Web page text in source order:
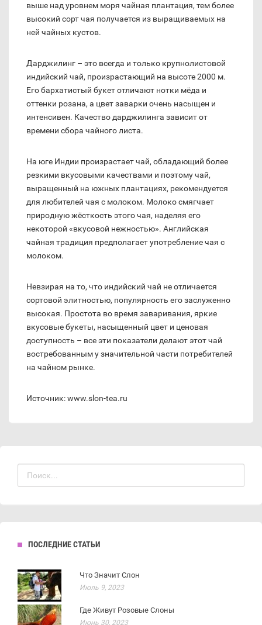
выше над уровнем моря чайная плантация, тем более
высокий сорт чая получается из выращиваемых на
ней чайных кустов.
Дарджилинг – это всегда и только крупнолистовой
индийский чай, произрастающий на высоте 2000 м.
Его бархатистый букет отличают нотки мёда и
оттенки розана, а цвет заварки очень насыщен и
интенсивен. Качество дарджилинга зависит от
времени сбора чайного листа.
На юге Индии произрастает чай, обладающий более
резкими вкусовыми качествами и поэтому чай,
выращенный на южных плантациях, рекомендуется
для любителей чая с молоком. Молоко смягчает
природную жёсткость этого чая, наделяя его
некоторой «вкусовой нежностью». Английская
чайная традиция предполагает употребление чая с
молоком.
Невзирая на то, что индийский чай не отличается
сортовой элитностью, популярность его заслуженно
высокая. Простота во время заваривания, яркие
вкусовые букеты, насыщенный цвет и ценовая
доступность – все эти показатели делают этот чай
востребованным у значительной части потребителей
на чайном рынке.
Источник: www.slon-tea.ru
ПОСЛЕДНИЕ СТАТЬИ
Что Значит Слон
Июль 9, 2023
Где Живут Розовые Слоны
Июнь 30, 2023